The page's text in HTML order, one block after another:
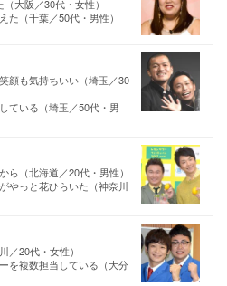
大阪／30代・女性）
た（千葉／50代・男性）
顔も気持ちいい（埼玉／30
ている（埼玉／50代・男
ら（北海道／20代・男性）
やっと花ひらいた（神奈川
／20代・女性）
を複数担当している（大分